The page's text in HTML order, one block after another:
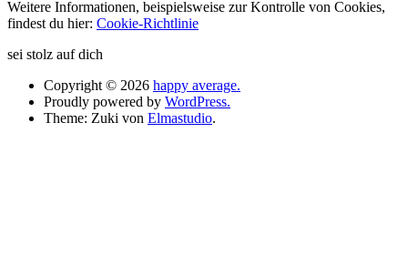
Weitere Informationen, beispielsweise zur Kontrolle von Cookies,
findest du hier: Cookie-Richtlinie
sei stolz auf dich
Copyright © 2026 happy average.
Proudly powered by WordPress.
Theme: Zuki von Elmastudio.